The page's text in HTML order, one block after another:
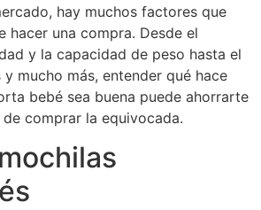
hay muchos factores que
hacer una compra. Desde el
y la capacidad de peso hasta el
mucho más, entender qué hace
bebé sea buena puede ahorrarte
comprar la equivocada.